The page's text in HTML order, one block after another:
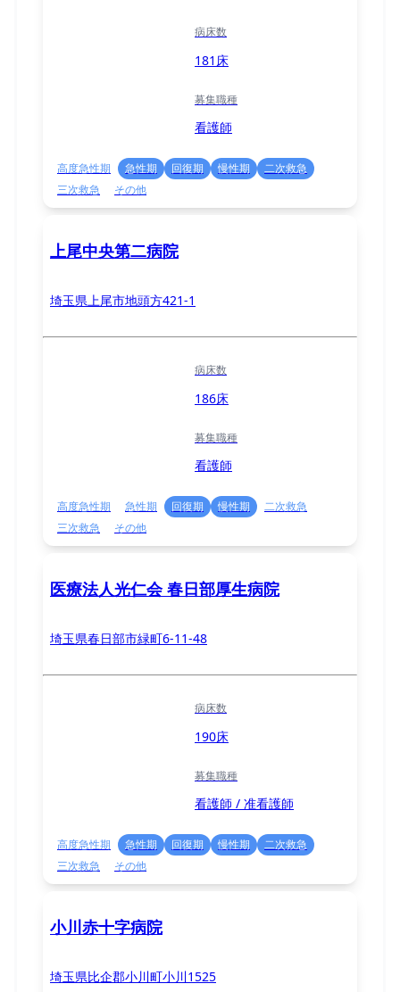
病床数
181床
募集職種
看護師
高度急性期 急性期 回復期 慢性期
二次救急
三次救急
その他
上尾中央第二病院
埼玉県上尾市地頭方421-1
病床数
186床
募集職種
看護師
高度急性期 急性期 回復期 慢性期
二次救急
三次救急
その他
医療法人光仁会 春日部厚生病院
埼玉県春日部市緑町6-11-48
病床数
190床
募集職種
看護師 / 准看護師
高度急性期 急性期 回復期 慢性期
二次救急
三次救急
その他
小川赤十字病院
埼玉県比企郡小川町小川1525